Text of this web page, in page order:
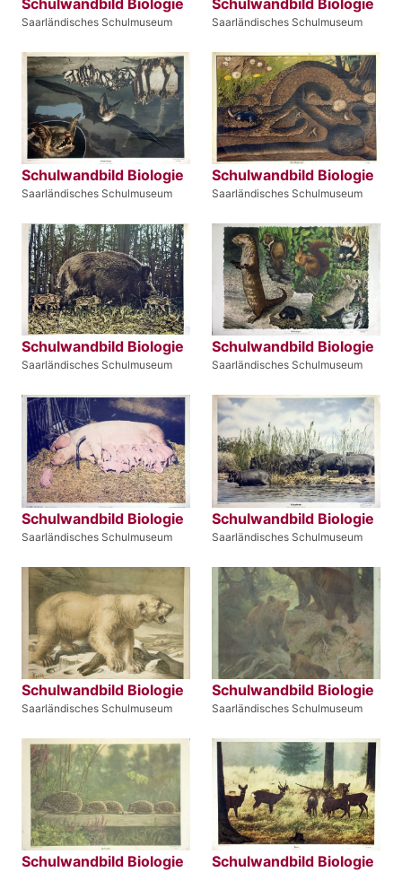
Saarländisches Schulmuseum Saarländisches Schulmuseum
Schulwandbild Biologie
Saarländisches Schulmuseum
Schulwandbild Biologie
Saarländisches Schulmuseum
Schulwandbild Biologie
Saarländisches Schulmuseum
Schulwandbild Biologie
Saarländisches Schulmuseum
Schulwandbild Biologie
Saarländisches Schulmuseum
Schulwandbild Biologie
Saarländisches Schulmuseum
Schulwandbild Biologie
Saarländisches Schulmuseum
Schulwandbild Biologie
Saarländisches Schulmuseum
Schulwandbild Biologie Schulwandbild Biologie